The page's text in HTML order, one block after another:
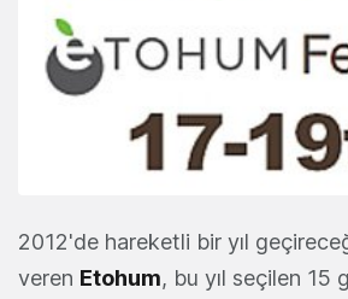
2012'de hareketli bir yıl
veren Etohum, bu yıl seçilen 15